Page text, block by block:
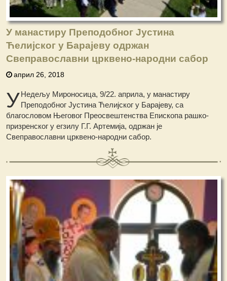
У манастиру Преподобног Јустина
Ћелијског у Барајеву одржан
Свеправославни црквено-народни сабор
април 26, 2018
УНедељу Мироносица, 9/22. априла, у манастиру
Преподобног Јустина Ћелијског у Барајеву, са
благословом Његовог Преосвештенства Епископа рашко-
призренског у егзилу Г.Г. Артемија, одржан је
Свеправославни црквено-народни сабор.